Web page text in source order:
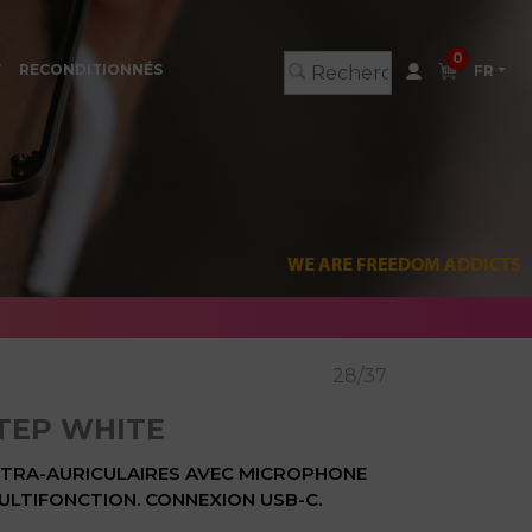
RECONDITIONNÉS
0
FR
28/37
WHITE
AURICULAIRES AVEC MICROPHONE
CONNEXION USB-C.